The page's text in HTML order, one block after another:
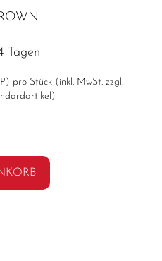
Tagen
) pro Stück (inkl. MwSt. zzgl.
)